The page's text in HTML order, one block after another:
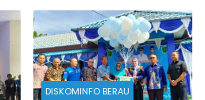
DISKOMINFO BERAU